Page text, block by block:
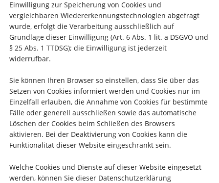
Einwilligung zur Speicherung von Cookies und
vergleichbaren Wiedererkennungstechnologien abgefragt
wurde, erfolgt die Verarbeitung ausschließlich auf
Grundlage dieser Einwilligung (Art. 6 Abs. 1 lit. a DSGVO und
§ 25 Abs. 1 TTDSG); die Einwilligung ist jederzeit
widerrufbar.
Sie können Ihren Browser so einstellen, dass Sie über das
Setzen von Cookies informiert werden und Cookies nur im
Einzelfall erlauben, die Annahme von Cookies für bestimmte
Fälle oder generell ausschließen sowie das automatische
Löschen der Cookies beim Schließen des Browsers
aktivieren. Bei der Deaktivierung von Cookies kann die
Funktionalität dieser Website eingeschränkt sein.
Welche Cookies und Dienste auf dieser Website eingesetzt
werden, können Sie dieser Datenschutzerklärung